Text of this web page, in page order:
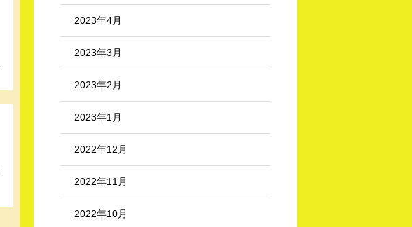
2023年4月
2023年3月
2023年2月
2023年1月
2022年12月
2022年11月
2022年10月